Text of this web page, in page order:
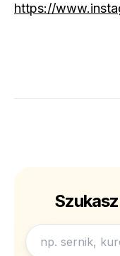
https://